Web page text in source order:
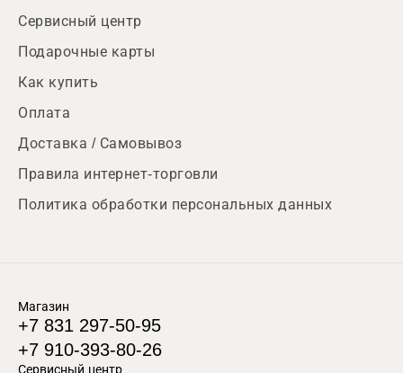
Сервисный центр
Подарочные карты
Как купить
Оплата
Доставка / Самовывоз
Правила интернет-торговли
Политика обработки персональных данных
Магазин
+7 831 297-50-95
+7 910-393-80-26
Сервисный центр